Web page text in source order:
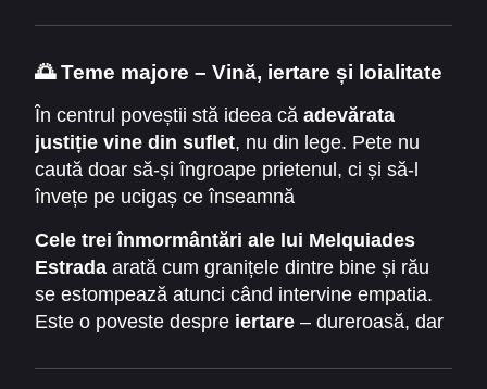
🌅Teme majore – Vină, iertare și loialitate
În centrul poveștii stă ideea că adevărata
justiție vine din suflet, nu din lege. Pete nu
caută doar să-și îngroape prietenul, ci și să-l
învețe pe ucigaș ce înseamnă
Cele trei înmormântări ale lui Melquiades
Estrada arată cum granițele dintre bine și rău
se estompează atunci când intervine empatia.
Este o poveste despre iertare – dureroasă, dar
poezie vizuală.